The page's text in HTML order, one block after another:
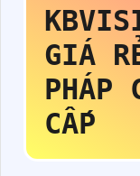
GIÁ
PHÁP
CẤP